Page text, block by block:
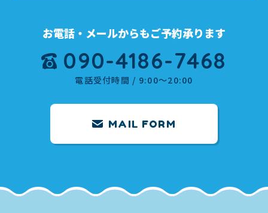
お電話・メールからもご予約承ります
090-4186-7468
電話受付時間 / 9:00～20:00
MAIL FORM